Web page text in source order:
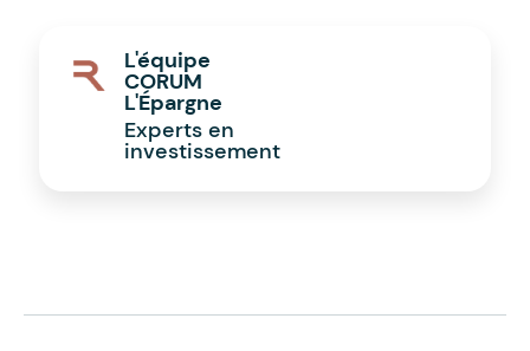
L'équipe
CORUM
L'Épargne
Experts en
investissement